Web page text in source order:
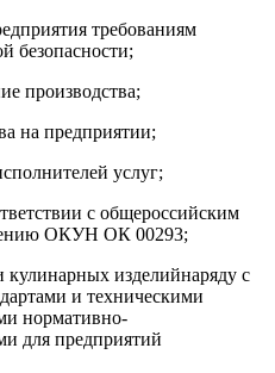
требованиям
безопасности;
производства;
на предприятии;
услуг;
с общероссийским
ОКУН ОК 00293;
изделийнаряду с
и техническими
нормативно-
для предприятий